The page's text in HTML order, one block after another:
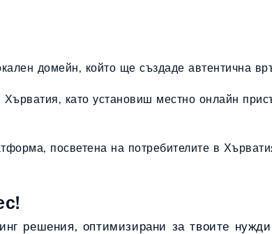
домейн, който ще създаде автентична
като установиш местно онлайн
посветена на потребителите в
решения, оптимизирани за твоите